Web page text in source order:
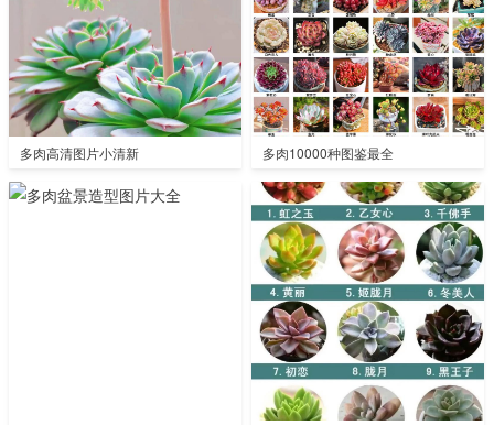
多肉高清图片小清新 多肉10000种图鉴最全